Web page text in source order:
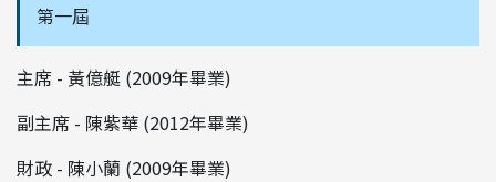
第一屆
主席 - 黃億艇 (2009年畢業)
副主席 - 陳紫華 (2012年畢業)
財政 - 陳小蘭 (2009年畢業)